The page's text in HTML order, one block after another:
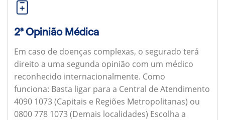
2ª Opinião Médica
Em caso de doenças complexas, o segurado terá
direito a uma segunda opinião com um médico
reconhecido internacionalmente. Como
funciona: Basta ligar para a Central de Atendimento
4090 1073 (Capitais e Regiões Metropolitanas) ou
0800 778 1073 (Demais localidades) Escolha a